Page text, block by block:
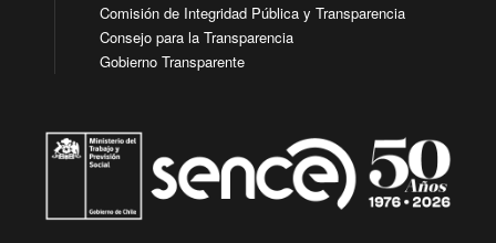
Comisión de Integridad Pública y Transparencia
Consejo para la Transparencia
Gobierno Transparente